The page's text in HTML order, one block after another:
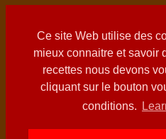
Ce site Web utilise des
mieux connaitre et savoir
recettes nous devons
cliquant sur le bouton
conditions.